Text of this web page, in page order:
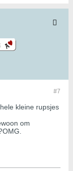
#7
kleine rupsjes
om